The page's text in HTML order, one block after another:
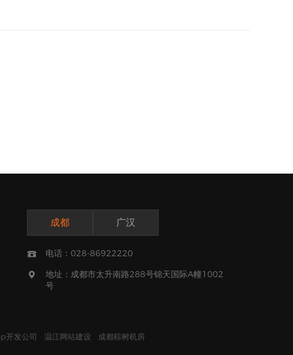
成都 广汉
 电话：028-86922220

地址：成都市太升南路288号锦天国际A幢1002
号
开发公司 温江网站建设 成都棕树机房